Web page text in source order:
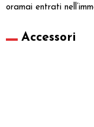
oramai entrati
Accessori